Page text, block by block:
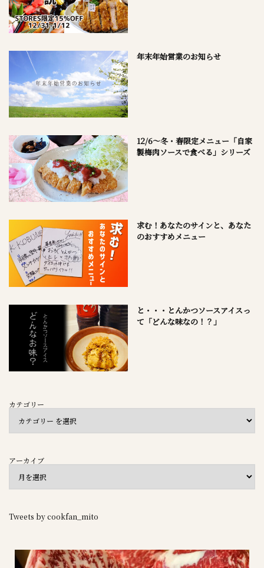
年末年始営業のお知らせ
12/6～冬・春限定メニュー「自家
製梅肉ソースで食べる」シリーズ
求む！あなたのサインと、あなた
のおすすめメニュー
と・・・とんかつソースアイスっ
て「どんな味なの！？」
カテゴリー
アーカイブ
Tweets by cookfan_mito